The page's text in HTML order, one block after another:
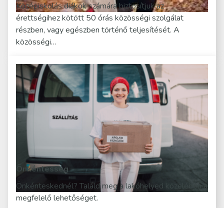
Középiskolás diákok számára biztosítjuk az
érettségihez kötött 50 órás közösségi szolgálat
részben, vagy egészben történő teljesítését. A
közösségi…
Önkéntesség
Önkénteskednél? Találd meg a lakóhelyed közelében a
megfelelő lehetőséget.